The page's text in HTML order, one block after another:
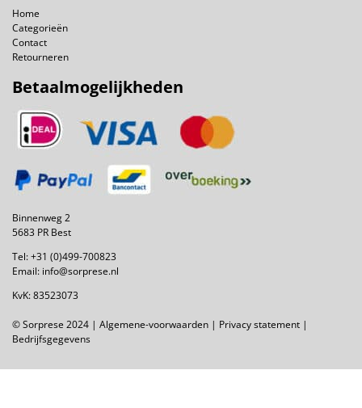
Home
Categorieën
Contact
Retourneren
Betaalmogelijkheden
Binnenweg 2
5683 PR Best
Tel:+31 (0)499-700823
Email: info@sorprese.nl
KvK: 83523073
© Sorprese 2024 | Algemene-voorwaarden | Privacy statement |
Bedrijfsgegevens